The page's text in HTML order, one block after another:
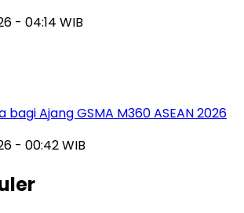
- 04:14 WIB
bagi Ajang GSMA M360 ASEAN 2026
- 00:42 WIB